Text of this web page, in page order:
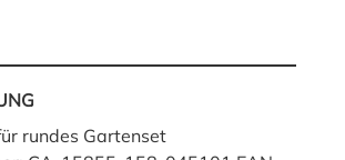
rundes Gartenset